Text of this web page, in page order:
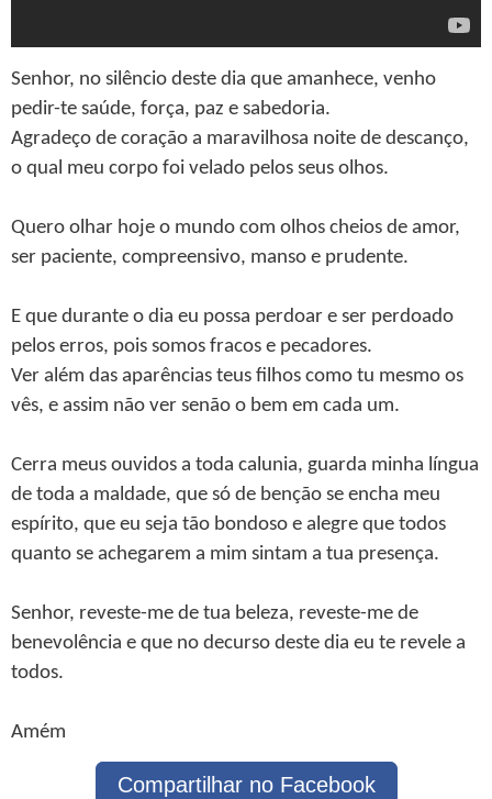
Senhor, no silêncio deste dia que amanhece, venho
pedir-te saúde, força, paz e sabedoria.
Agradeço de coração a maravilhosa noite de descanço,
o qual meu corpo foi velado pelos seus olhos.
Quero olhar hoje o mundo com olhos cheios de amor,
ser paciente, compreensivo, manso e prudente.
E que durante o dia eu possa perdoar e ser perdoado
pelos erros, pois somos fracos e pecadores.
Ver além das aparências teus filhos como tu mesmo os
vês, e assim não ver senão o bem em cada um.
Cerra meus ouvidos a toda calunia, guarda minha língua
de toda a maldade, que só de benção se encha meu
espírito, que eu seja tão bondoso e alegre que todos
quanto se achegarem a mim sintam a tua presença.
Senhor, reveste-me de tua beleza, reveste-me de
benevolência e que no decurso deste dia eu te revele a
todos.
Amém
Compartilhar no Facebook